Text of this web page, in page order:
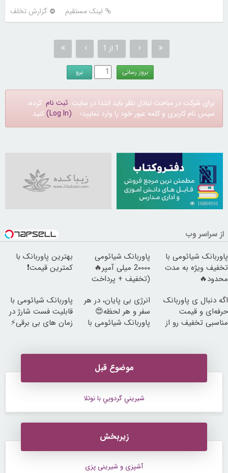
لینک مستقیم گزارش تخلف
1 از 1
برای شرکت در مباحث تبادل نظر باید ابتدا در سایت ثبت نام کرده،
سپس نام کاربری و کلمه عبور خود را وارد نمایید؛ (Log In) کنید.
16884916
از سراسر وب
پاوربانک شیائومی با
تخفیف ویژه به مدت
محدود🔥
پاوربانک شیائومی
2۰۰۰۰ میلی آمپر🔥
(تخفیف + پرداخت
بهترین پاوربانک با
کمترین قیمت❗
اگه دنبال ی پاوربانک
حرفه‌ای و قیمت
مناسبی تخفیف رو از
انرژی بی پایان، در هر
سفر و هر لحظه😍
پاوربانک شیائومی با
پاوربانک شیائومی با
قابلیت فست شارژ در
زمان های بی برقی⚡
موضوع قبل
شيريني گردويي با نوتلا
زیربخش
آشپزی و شیرینی پزی